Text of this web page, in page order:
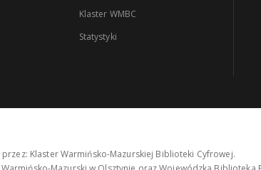
Klaster WMBC
Statystyki
Klaster Warmińsko-Mazurskiej Biblioteki Cyfrowej.